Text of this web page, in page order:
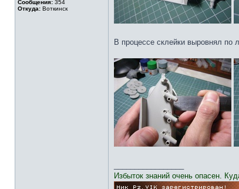
Сообщения: 354
Откуда: Воткинск
В процессе склейки выровнял по
Избыток знаний очень опасен.